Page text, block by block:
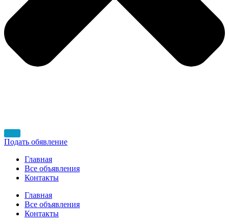
Подать обявление
Главная
Все объявления
Контакты
Главная
Все объявления
Контакты